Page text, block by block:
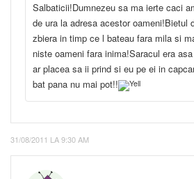
Salbaticii!Dumnezeu sa ma ierte caci
de ura la adresa acestor oameni!Bietul
zbiera in timp ce l bateau fara mila si
niste oameni fara inima!Saracul era
ar placea sa ii prind si eu pe ei in
bat pana nu mai pot!!
31/08/2011 LA 9:30 AM